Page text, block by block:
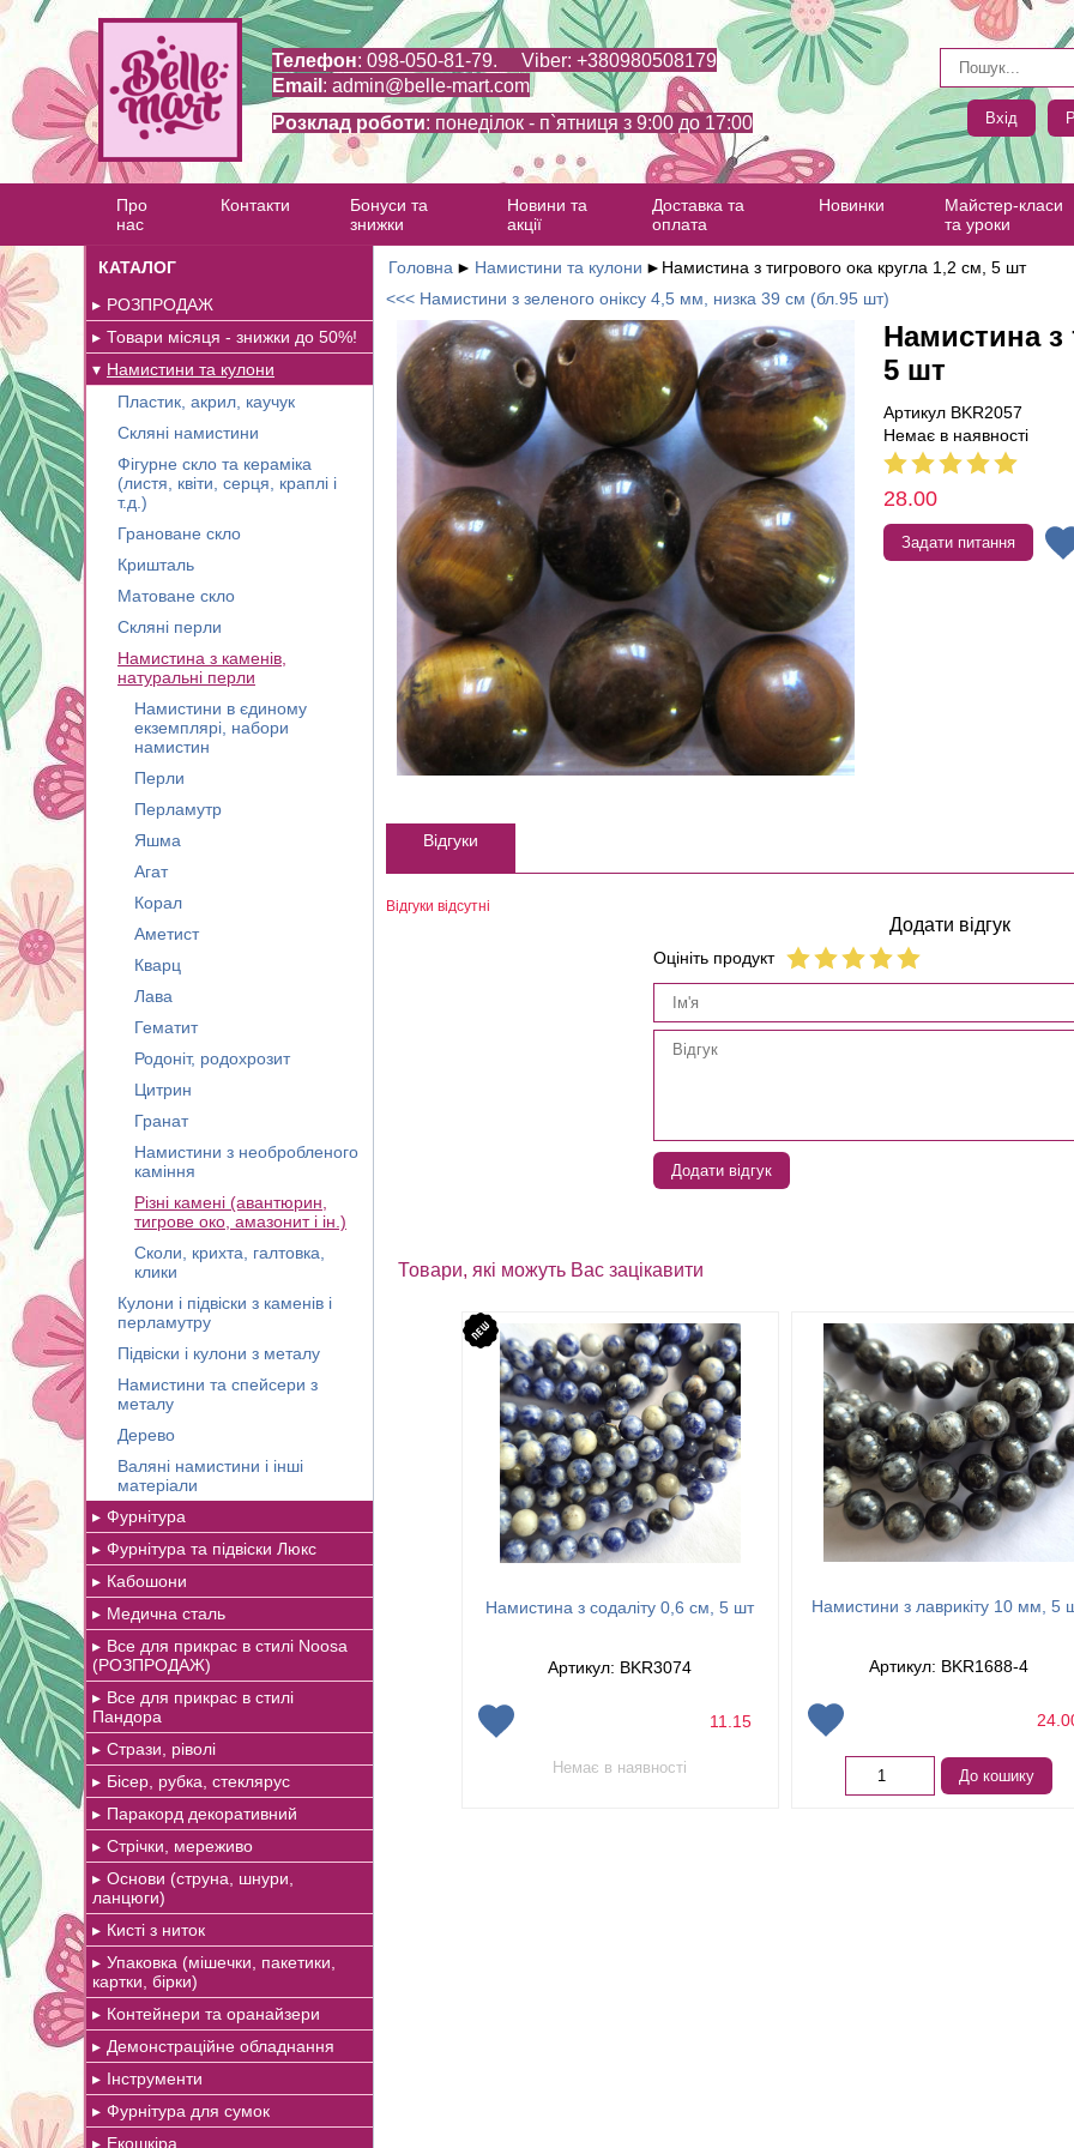
Телефон: 098-050-81-79. Viber: +380980508179
Email : admin@belle-mart.com
Розклад роботи: понеділок - п`ятниця з 9:00 до 17:00 Вхід
Про
нас
Контакти
Бонуси та
знижки
Новини та
акції
Доставка та
оплата
Новинки
Майстер-класи
та уроки
КАТАЛОГ
РОЗПРОДАЖ
Товари місяця - знижки до 50%!
Намистини та кулони
Пластик, акрил, каучук
Скляні намистини
Фігурне скло та кераміка
(листя, квіти, серця, краплі і
т.д.)
Грановане скло
Кришталь
Матоване скло
Скляні перли
Намистина з каменів,
натуральні перли
Намистини в єдиному
екземплярі, набори
намистин
Перли
Перламутр
Яшма
Агат
Корал
Аметист
Кварц
Лава
Гематит
Родоніт, родохрозит
Цитрин
Гранат
Намистини з необробленого
каміння
Різні камені (авантюрин,
тигрове око, амазонит і ін.)
Сколи, крихта, галтовка,
клики
Кулони і підвіски з каменів і
перламутру
Підвіски і кулони з металу
Намистини та спейсери з
металу
Дерево
Валяні намистини і інші
матеріали
Фурнітура
Фурнітура та підвіски Люкс
Кабошони
Медична сталь
Все для прикрас в стилі Noosa
(РОЗПРОДАЖ)
Все для прикрас в стилі
Пандора
Стрази, ріволі
Бісер, рубка, стеклярус
Паракорд декоративний
Стрічки, мереживо
Основи (струна, шнури,
ланцюги)
Кисті з ниток
Упаковка (мішечки, пакетики,
картки, бірки)
Контейнери та оранайзери
Демонстраційне обладнання
Інструменти
Фурнітура для сумок
Екошкіра
Головна ► Намистини та кулони ► Намистина з тигрового ока кругла 1,2 см, 5 шт
<<< Намистини з зеленого оніксу 4,5 мм, низка 39 см (бл.95 шт)
Намистина з
5 шт
Артикул BKR2057
Немає в наявності
28.00
Задати питання
Відгуки
Відгуки відсутні
Додати відгук
Оцініть продукт
Додати відгук
Товари, які можуть Вас зацікавити
Намистина з содаліту 0,6 см, 5 шт
Артикул: BKR3074
11.15
Немає в наявності
Намистини з лаврикіту 10 мм, 5
Артикул: BKR1688-4
До кошику